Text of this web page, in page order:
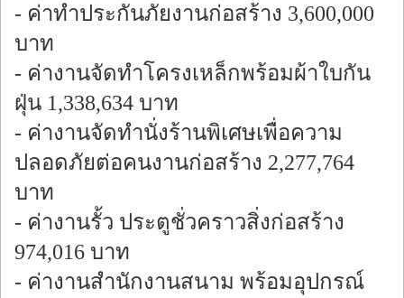
- ค่าทำประกันภัยงานก่อสร้าง 3,600,000
บาท
- ค่างานจัดทำโครงเหล็กพร้อมผ้าใบกัน
ฝุ่น 1,338,634 บาท
- ค่างานจัดทำนั่งร้านพิเศษเพื่อความ
ปลอดภัยต่อคนงานก่อสร้าง 2,277,764
บาท
- ค่างานรั้ว ประตูชั่วคราวสิ่งก่อสร้าง
974,016 บาท
- ค่างานสำนักงานสนาม พร้อมอุปกรณ์